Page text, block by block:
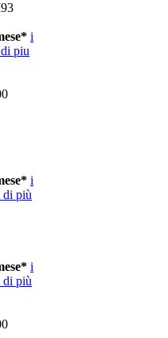
i
piu
i
di più
i
di più